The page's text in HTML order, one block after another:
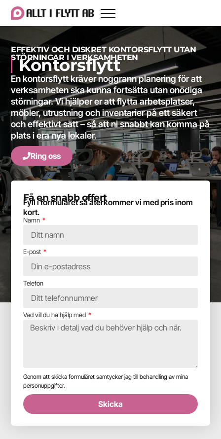
EFFEKTIV OCH DISKRET KONTORSFLYTT UTAN
STÖRNINGAR I VERKSAMHETEN
Kontorsflytt
En kontorsflytt kräver noggrann planering för att
verksamheten ska kunna fortsätta utan onödiga
störningar. Vi hjälper er att flytta arbetsplatser,
möbler, utrustning och inventarier på ett säkert
och effektivt sätt – så att ni snabbt kan komma på
plats i era nya lokaler.
Ring oss
Få en snabb offert
Fyll i formuläret så återkommer vi med pris inom
kort.
Namn
E-post
Telefon
Vad vill du ha hjälp med
Genom att skicka formuläret samtycker jag till behandling av mina
personuppgifter.
Skicka